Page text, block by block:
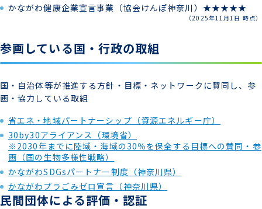
かながわ健康企業宣言事業（協会けんぽ神奈川）★★★★★
（2025年11月1日 時点）
参画している国・行政の取組
国・自治体等が推進する方針・目標・ネットワークに賛同し、参
画・協力している取組
省エネ・地域パートナーシップ（資源エネルギー庁）
30by30アライアンス（環境省）
※2030年までに陸域・海域の30％を保全する目標への賛同・参
画（国の生物多様性戦略）
かながわSDGsパートナー制度（神奈川県）
かながわプラごみゼロ宣言（神奈川県）
民間団体による評価・認証